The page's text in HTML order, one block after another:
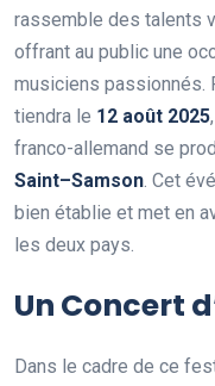
rassemble des talents
offrant au public une
musiciens passionnés.
tiendra le 12 août 2025
franco-allemand se
Saint–Samson. Cet
bien établie et met en
les deux pays.
Un Concert
Dans le cadre de ce